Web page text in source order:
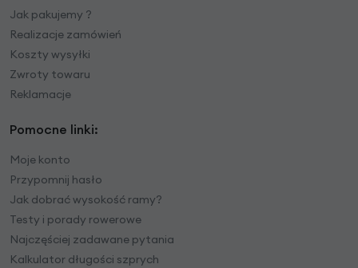
Jak pakujemy ?
Realizacje zamówień
Koszty wysyłki
Zwroty towaru
Reklamacje
Pomocne linki:
Moje konto
Przypomnij hasło
Jak dobrać wysokość ramy?
Testy i porady rowerowe
Najczęściej zadawane pytania
Kalkulator długości szprych